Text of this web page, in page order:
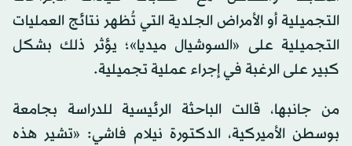
التجميلية أو الأمراض الجلدية التي تُظهر نتائج العمليات
التجميلية على «السوشيال ميديا»؛ يؤثر ذلك بشكل
كبير على الرغبة في إجراء عملية تجميلية.
من جانبها، قالت الباحثة الرئيسية للدراسة بجامعة
بوسطن الأميركية، الدكتورة نيلام فاشي: «تشير هذه